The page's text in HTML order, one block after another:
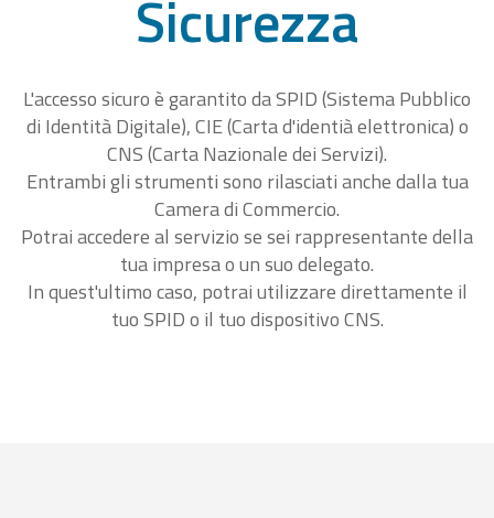
Sicurezza
L'accesso sicuro è garantito da SPID (Sistema Pubblico
di Identità Digitale), CIE (Carta d'identià elettronica) o
CNS (Carta Nazionale dei Servizi).
Entrambi gli strumenti sono rilasciati anche dalla tua
Camera di Commercio.
Potrai accedere al servizio se sei rappresentante della
tua impresa o un suo delegato.
In quest'ultimo caso, potrai utilizzare direttamente il
tuo SPID o il tuo dispositivo CNS.